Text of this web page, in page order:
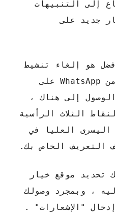
إلى التنبيهات
جديد على
هو إلغاء تنشيط
أو كتم صوت الإشعارات من WhatsApp على
إلى هناك ،
الثلاث الرأسية
العليا في
التعريف الخاص بك.
تحديد موقع خيار
، وبمجرد وصولك
"الإشعارات" .